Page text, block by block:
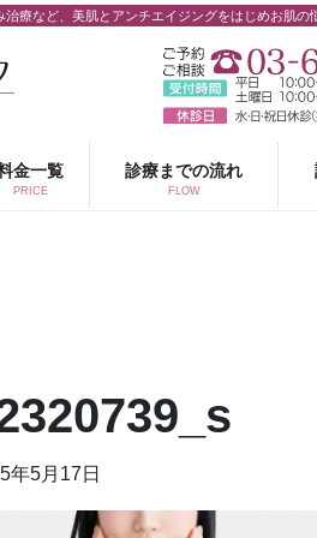
療など、美肌とアンチエイジングをはじめお肌
金一覧
PRICE
診療までの流れ
FLOW
年5月17日